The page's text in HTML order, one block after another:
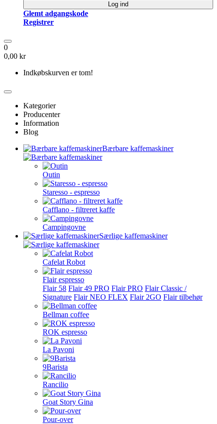
Log ind
Glemt adgangskode
Registrer
0
0,00 kr
Indkøbskurven er tom!
Kategorier
Producenter
Information
Blog
Bærbare kaffemaskiner
Outin
Staresso - espresso
Cafflano - filtreret kaffe
Campingovne
Særlige kaffemaskiner
Cafelat Robot
Flair espresso
Flair 58 Flair 49 PRO Flair PRO Flair Classic /
Signature Flair NEO FLEX Flair 2GO Flair tilbehør
Bellman coffee
ROK espresso
La Pavoni
9Barista
Rancilio
Goat Story Gina
Pour-over